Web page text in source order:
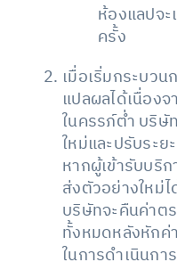
ห้องแลปจ
ครั้ง
เมื่อเริ่มกระบว
แปลผลได้เนื่อง
ในครรภ์ต่ำ บริษั
ใหม่และปรับระย
หากผู้เข้ารับบริ
ส่งตัวอย่างใหม่
บริษัทจะคืนค่าต
ทั้งหมดหลังหักค่
ในการดำเนินกา